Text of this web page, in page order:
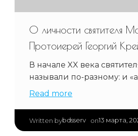
О личности святителя
Протоиерей Георгий
В начале XX века
называли по-разному: и
Read more
Written bybdsserv on13 марта,